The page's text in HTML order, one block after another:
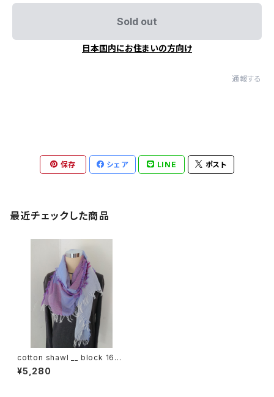
Sold out
日本国内にお住まいの方向け
通報する
保存 シェア LINE ポスト
最近チェックした商品
cotton shawl __ block 160
藤花w
¥5,280